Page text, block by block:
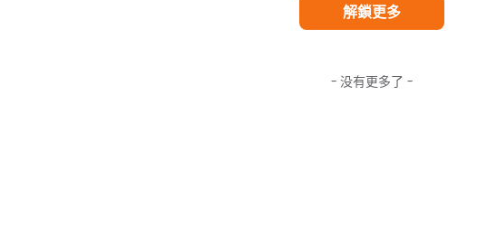
解鎖更多
- 没有更多了 -